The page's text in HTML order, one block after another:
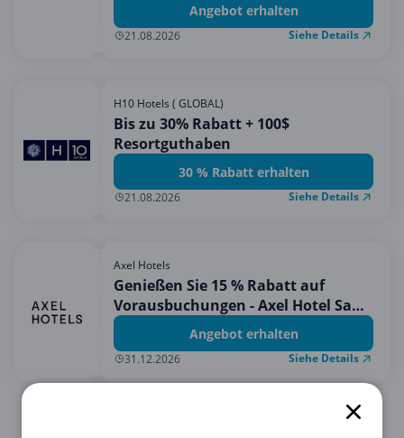
Angebot erhalten
21.08.2026 Siehe Details
H10 Hotels ( GLOBAL)
Bis zu 30% Rabatt + 100$
Resortguthaben
30 % Rabatt erhalten
21.08.2026 Siehe Details
Axel Hotels
Genießen Sie 15 % Rabatt auf
Vorausbuchungen - Axel Hotel San
Sebastian
Angebot erhalten
31.12.2026 Siehe Details